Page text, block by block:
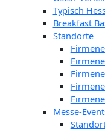
Typisch
Breakfast
Standorte
Messe-